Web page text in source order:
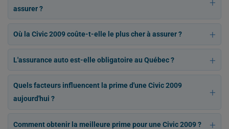
assurer ?
Où la Civic 2009 coûte-t-elle le plus cher à assurer ?
L'assurance auto est-elle obligatoire au Québec ?
Quels facteurs influencent la prime d'une Civic 2009
aujourd'hui ?
Comment obtenir la meilleure prime pour une Civic 2009 ?